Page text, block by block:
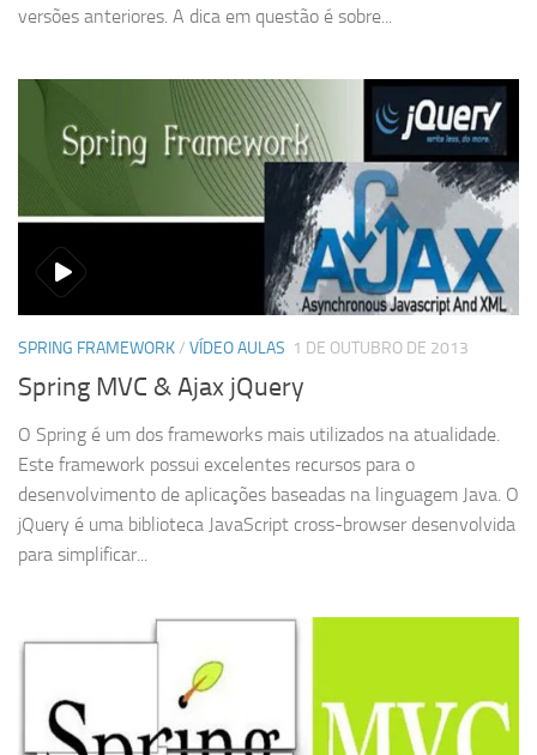
versões anteriores. A dica em questão é sobre...
SPRING FRAMEWORK/ VÍDEO AULAS 1 DE OUTUBRO DE 2013
Spring MVC & Ajax jQuery
O Spring é um dos frameworks mais utilizados na atualidade.
Este framework possui excelentes recursos para o
desenvolvimento de aplicações baseadas na linguagem Java. O
jQuery é uma biblioteca JavaScript cross-browser desenvolvida
para simplificar...